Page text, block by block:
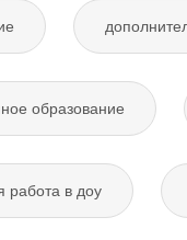
образование
работа в доу